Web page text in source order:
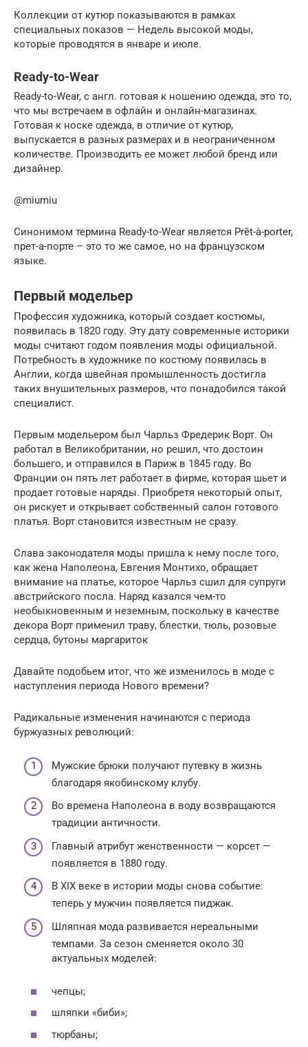
Коллекции от кутюр показываются в рамках
специальных показов — Недель высокой моды,
которые проводятся в январе и июле.
Ready-to-Wear
Ready-to-Wear, с англ. готовая к ношению одежда, это то,
что мы встречаем в офлайн и онлайн-магазинах.
Готовая к носке одежда, в отличие от кутюр,
выпускается в разных размерах и в неограниченном
количестве. Производить ее может любой бренд или
дизайнер.
@miumiu
Синонимом термина Ready-to-Wear является Prêt-à-porter,
прет-а-порте – это то же самое, но на французском
языке.
Первый модельер
Профессия художника, который создает костюмы,
появилась в 1820 году. Эту дату современные историки
моды считают годом появления моды официальной.
Потребность в художнике по костюму появилась в
Англии, когда швейная промышленность достигла
таких внушительных размеров, что понадобился такой
специалист.
Первым модельером был Чарльз Фредерик Ворт. Он
работал в Великобритании, но решил, что достоин
большего, и отправился в Париж в 1845 году. Во
Франции он пять лет работает в фирме, которая шьет и
продает готовые наряды. Приобретя некоторый опыт,
он рискует и открывает собственный салон готового
платья. Ворт становится известным не сразу.
Слава законодателя моды пришла к нему после того,
как жена Наполеона, Евгения Монтихо, обращает
внимание на платье, которое Чарльз сшил для супруги
австрийского посла. Наряд казался чем-то
необыкновенным и неземным, поскольку в качестве
декора Ворт применил траву, блестки, тюль, розовые
сердца, бутоны маргариток
Давайте подобьем итог, что же изменилось в моде с
наступления периода Нового времени?
Радикальные изменения начинаются с периода
буржуазных революций:
Мужские брюки получают путевку в жизнь
благодаря якобинскому клубу.
Во времена Наполеона в воду возвращаются
традиции античности.
Главный атрибут женственности — корсет —
появляется в 1880 году.
В XIX веке в истории моды снова событие:
теперь у мужчин появляется пиджак.
Шляпная мода развивается нереальными
темпами. За сезон сменяется около 30
актуальных моделей:
чепцы;
шляпки «биби»;
тюрбаны;